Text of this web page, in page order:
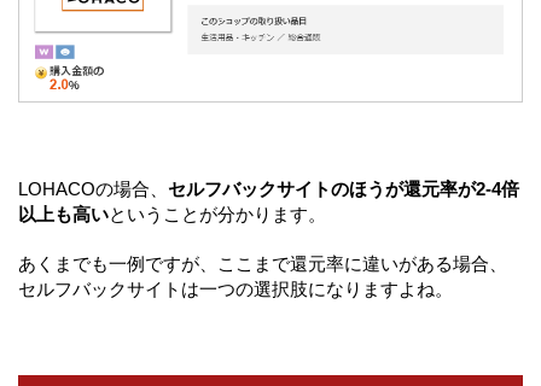
LOHACOの場合、 セルフバックサイトのほうが還元率が2-4倍
以上も高いということが分かります。
あくまでも一例ですが、ここまで還元率に違いがある場合、
セルフバックサイトは一つの選択肢になりますよね。